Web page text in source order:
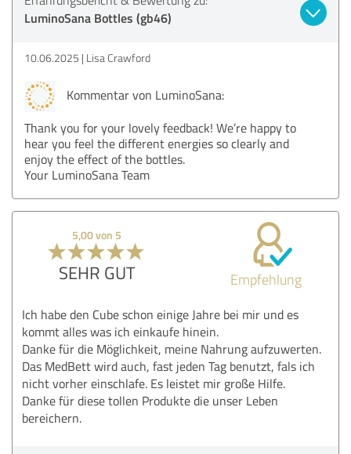
LuminoSana Bottles (gb46)
10.06.2025 Lisa Crawford
Kommentar von LuminoSana:
Thank you for your lovely feedback! We’re happy to
hear you feel the different energies so clearly and
enjoy the effect of the bottles.
Your LuminoSana Team
5,00 von 5
SEHR GUT Empfehlung
Ich habe den Cube schon einige Jahre bei mir und es
kommt alles was ich einkaufe hinein.
Danke für die Möglichkeit, meine Nahrung aufzuwerten.
Das MedBett wird auch, fast jeden Tag benutzt, fals ich
nicht vorher einschlafe. Es leistet mir große Hilfe.
Danke für diese tollen Produkte die unser Leben
bereichern.